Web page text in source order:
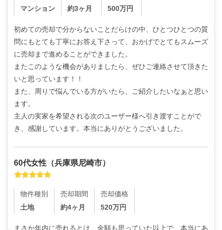
マンション
約3ヶ月
500万円
初めての売却で分からないことだらけの中、ひとつひとつの質
問にもとても丁寧にお答え下さって、おかげでとてもスムーズ
に売却まで進めることができました。
またこのような機会がありましたら、ぜひご連絡させて頂きた
いと思っています！！
また、周りで悩んでいる方がいたら、ご紹介したいなぁと思い
ます。
主人の実家を希望される次のユーザー様へ引き渡すことがで
き、感謝しています。本当にありがとうございました。
60代女性 （兵庫県尼崎市）
物件種別
土地
売却期間
約4ヶ月
売却価格
520万円
まさか年内に売れるとは、金額も思っていた以上で、本当にあ